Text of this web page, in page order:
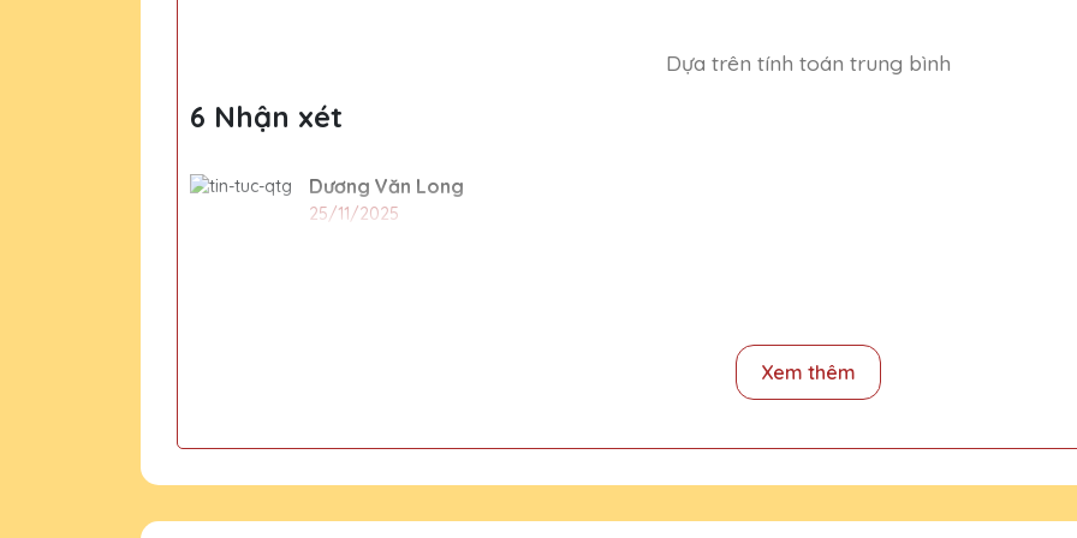
Dựa trên tính toán trung bình
6 Nhận xét
Dương Văn Long
25/11/2025
Xem thêm